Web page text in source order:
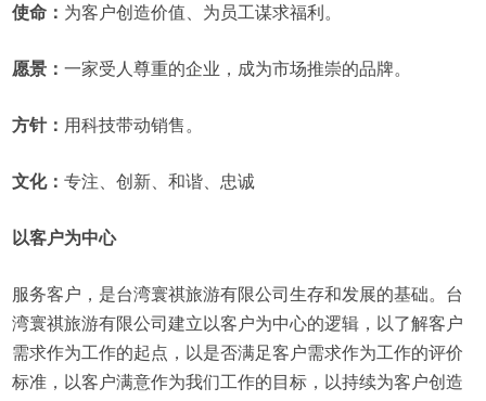
使命： 为客户创造价值、为员工谋求福利。
愿景：一家受人尊重的企业，成为市场推崇的品牌。
方针： 用科技带动销售。
文化：专注、创新、和谐、忠诚
以客户为中心
服务客户，是台湾寰祺旅游有限公司生存和发展的基础。台
湾寰祺旅游有限公司建立以客户为中心的逻辑，以了解客户
需求作为工作的起点，以是否满足客户需求作为工作的评价
标准，以客户满意作为我们工作的目标，以持续为客户创造